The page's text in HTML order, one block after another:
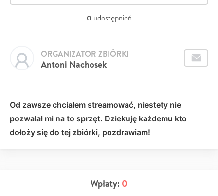
0 udostępnień
Antoni Nachosek
ORGANIZATOR ZBIÓRKI
Od zawsze chciałem streamować, niestety nie
pozwalał mi na to sprzęt. Dziekuję każdemu kto
dołoży się do tej zbiórki, pozdrawiam!
Wpłaty: 0